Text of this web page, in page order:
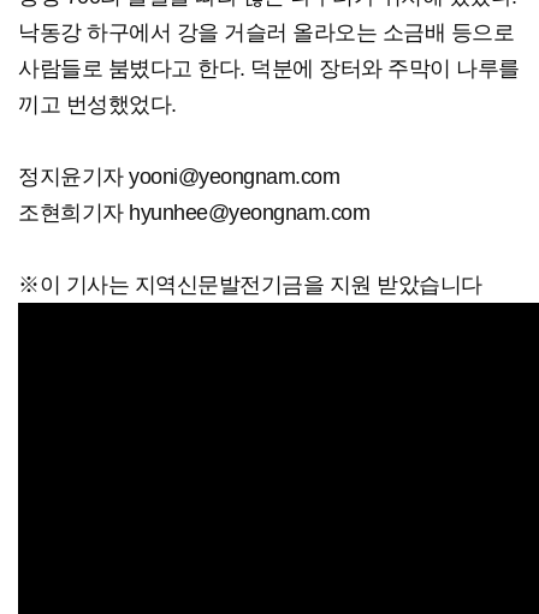
낙동강 하구에서 강을 거슬러 올라오는 소금배 등으로
사람들로 붐볐다고 한다. 덕분에 장터와 주막이 나루를
끼고 번성했었다.
정지윤기자 yooni@yeongnam.com
조현희기자 hyunhee@yeongnam.com
※이 기사는 지역신문발전기금을 지원 받았습니다